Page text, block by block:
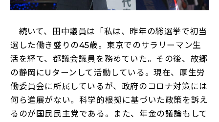
続いて、田中議員は「私は、昨年の総選挙で初当
選した働き盛りの45歳。東京でのサラリーマン生
活を経て、都議会議員を務めていた。その後、故郷
の静岡にUターンして活動している。現在、厚生労
働委員会に所属しているが、政府のコロナ対策には
何ら進展がない。科学的根拠に基づいた政策を訴え
るのが国民民主党である。また、年金の議論もして